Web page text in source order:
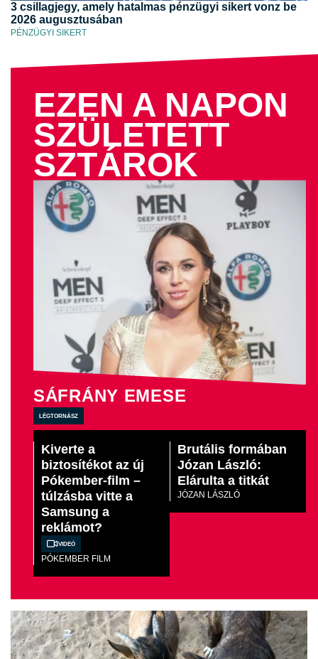
3 csillagjegy, amely hatalmas pénzügyi sikert vonz be
2026 augusztusában
PÉNZÜGYI SIKERT
EZEN A NAPON
SZÜLETETT
SZTÁROK
SÁFRÁNY EMESE
légtornász
Kiverte a
biztosítékot az új
Pókember-film –
túlzásba vitte a
Samsung a
reklámot?
Videó
PÓKEMBER FILM
Brutális formában
Józan László:
Elárulta a titkát
JÓZAN LÁSZLÓ